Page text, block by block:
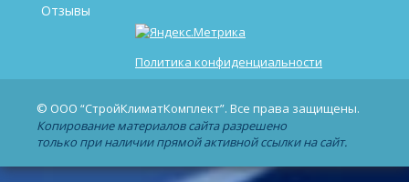
Отзывы
Политика конфиденциальности
© ООО “СтройКлиматКомплект”. Все права защищены.
Копирование материалов сайта разрешено
только при наличии прямой активной ссылки на сайт.